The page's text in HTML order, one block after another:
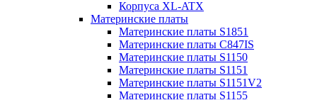
Корпуса XL-ATX
Материнские платы
Материнские платы S1851
Материнские платы C847IS
Материнские платы S1150
Материнские платы S1151
Материнские платы S1151V2
Материнские платы S1155